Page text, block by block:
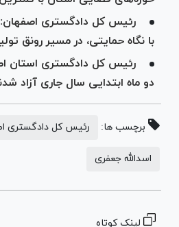
رئیس کل دادگستری
با نگاه حمایتی، در مسیر رونق
دو ماه ابتدایی سال جاری آزاد
برچسب ها: رئیس کل دادگستری
اسدالله جعفری
لینک کوتاه